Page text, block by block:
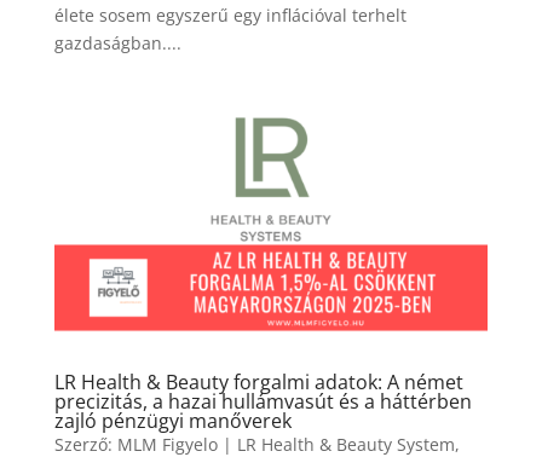
élete sosem egyszerű egy inflációval terhelt
gazdaságban....
LR Health & Beauty forgalmi adatok: A német
precizitás, a hazai hullámvasút és a háttérben
zajló pénzügyi manőverek
Szerző: MLM Figyelo| LR Health & Beauty System,